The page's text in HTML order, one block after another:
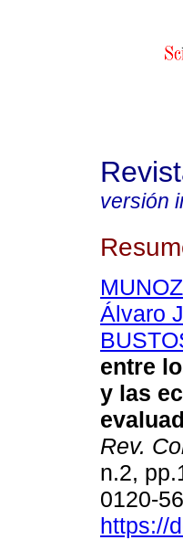
versión
Álvaro
entre
y las
Rev.
n.2,
0120-
https://